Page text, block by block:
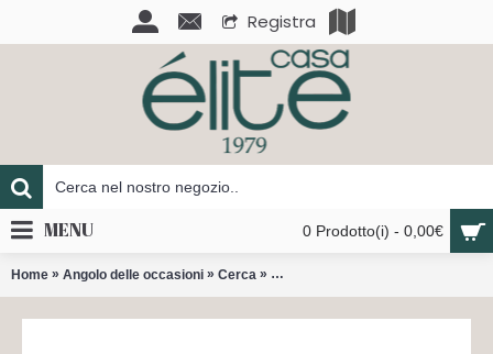
Registra
0 Prodotto(i) - 0,00€
MENU
Home » Angolo delle occasioni » Cerca » Bamboo acciaio posto tavola 6